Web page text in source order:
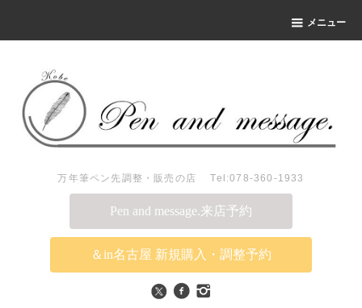
メニュー
万年筆ペン先調整・販売の店 Tel:078-360-1933
Pen and message.来店予約
＆in名古屋 新規購入・調整予約